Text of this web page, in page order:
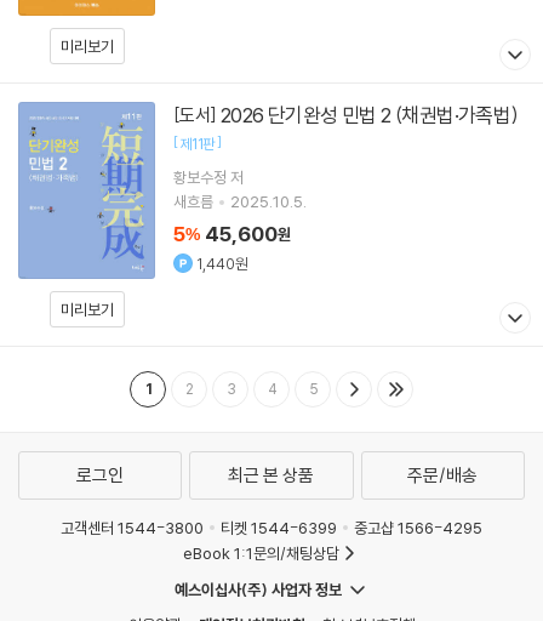
미리보기
미리보기
[도서] 2026 단기완성 민법 2 (채권법·가족법)
[제11판]
황보수정 저
새흐름
2025.10.5.
5% 45,600원
1,440원
1 2 3 4 5
로그인 최근 본 상품 주문/배송
고객센터 1544-3800 티켓 1544-6399
중고샵 1566-4295
eBook 1:1문의/채팅상담
예스이십사(주) 사업자 정보